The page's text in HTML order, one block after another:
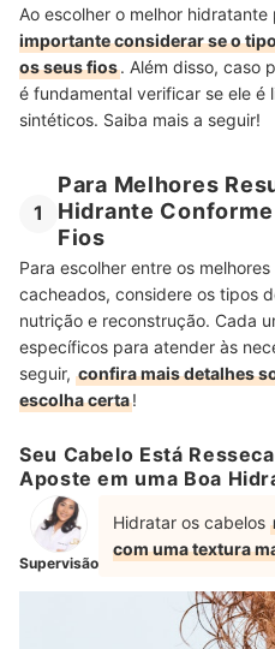
Ao escolher o melhor
importante considerar se o
os seus fios. Além disso, caso
é fundamental verificar se ele é
sintéticos. Saiba mais a seguir!
1
Para Melhores
Hidrante
Fios
Para escolher entre os
cacheados, considere os tipos
nutrição e reconstrução. Cada
específicos para atender às
seguir, confira mais detalhes
escolha certa!
Seu Cabelo Está
Aposte em uma Boa
Supervisão
Hidratar os cabelos
com uma textura